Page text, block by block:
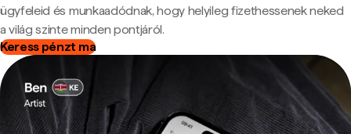
ügyfeleid és munkaadódnak, hogy helyileg fizethessenek neked
a világ szinte minden pontjáról.
Keress pénzt ma